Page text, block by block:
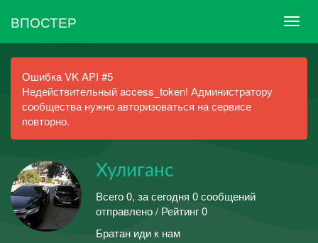
ВПОСТЕР
Ошибка VK API #5
Недействительный access_token! Администратору
сообщества нужно авторизоваться на сервисе
повторно.
Хулиганс
Всего 0, за сегодня 0 сообщений
отправлено / Рейтинг 0
Братан иди к нам